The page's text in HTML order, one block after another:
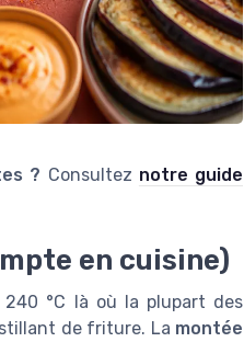
? Consultez notre guide
en cuisine)
240 °C là où la plupart des
de friture. La montée